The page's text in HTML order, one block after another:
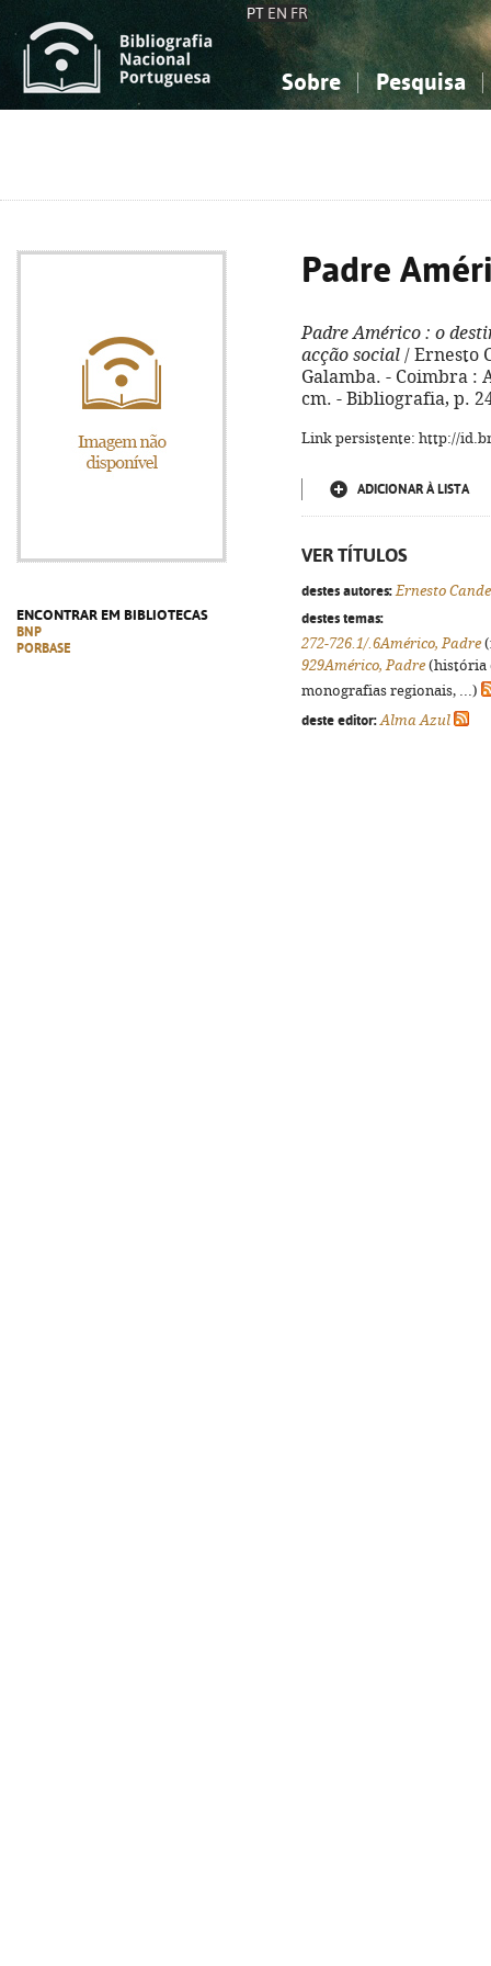
PT EN FR
Sobre Pesquisa
ENCONTRAR EM BIBLIOTECAS
BNP
PORBASE
Padre
Padre Américo : o
acção social / Ernesto
Galamba. - Coimbra :
cm. - Bibliografia, p.
Link persistente: http://
ADICIONAR À LISTA
VER TÍTULOS
destes autores: Ernesto
destes temas:
272-726.1/.6Américo, Padre
929Américo, Padre (história
monografias regionais, ...)
deste editor: Alma Azul